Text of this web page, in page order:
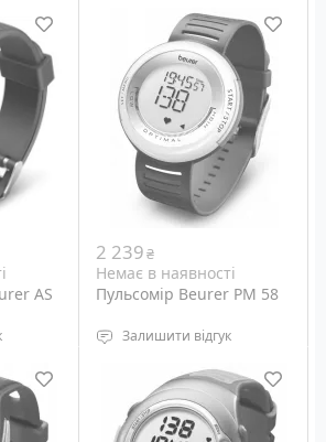
водонепроникність: до
Підсвічування дисплея:
світлодіодне
Габарити: н.д.
Вага: н.д.
AS
2 239₴
Немає в наявності
Пульсомір Beurer PM 58
Залишити відгук
водонепроникність: до
Підсвічування дисплея:
світлодіодне